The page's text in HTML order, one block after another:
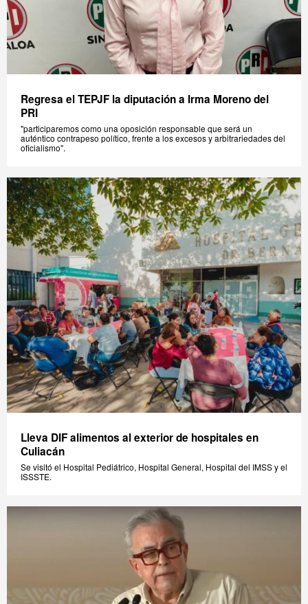
Regresa el TEPJF la diputación a Irma Moreno del
PRI
"participaremos como una oposición responsable que será un
auténtico contrapeso político, frente a los excesos y arbitrariedades del
oficialismo".
Lleva DIF alimentos al exterior de hospitales en
Culiacán
Se visitó el Hospital Pediátrico, Hospital General, Hospital del IMSS y el
ISSSTE.